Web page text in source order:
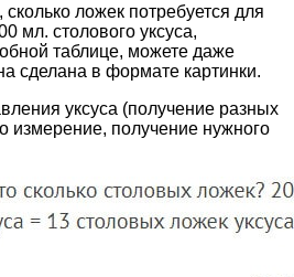
ложек потребуется для
мл. столового уксуса,
таблице, можете даже
сделана в формате картинки.
уксуса (получение разных
измерение, получение нужного